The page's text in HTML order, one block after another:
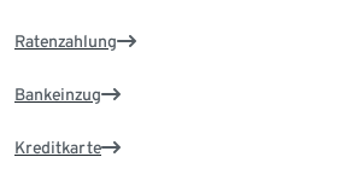
Ratenzahlung
Bankeinzug
Kreditkarte